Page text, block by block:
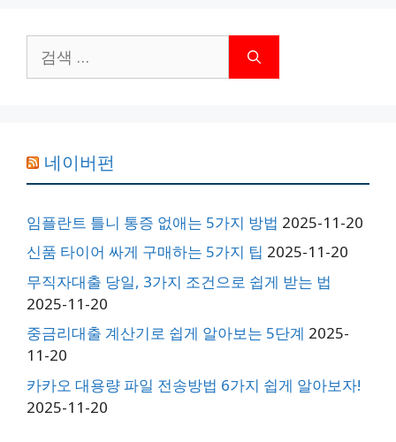
색:
네이버펀
임플란트 틀니 통증 없애는 5가지 방법 2025-11-20
신품 타이어 싸게 구매하는 5가지 팁 2025-11-20
무직자대출 당일, 3가지 조건으로 쉽게 받는 법
2025-11-20
중금리대출 계산기로 쉽게 알아보는 5단계 2025-
11-20
카카오 대용량 파일 전송방법 6가지 쉽게 알아보자!
2025-11-20